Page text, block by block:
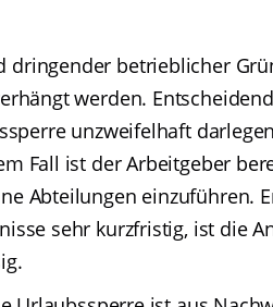
dringender betrieblicher
werden.
unzweifelhaft
Fall ist der Arbeitgeber
Abteilungen einzuführen.
sehr kurzfristig, ist die